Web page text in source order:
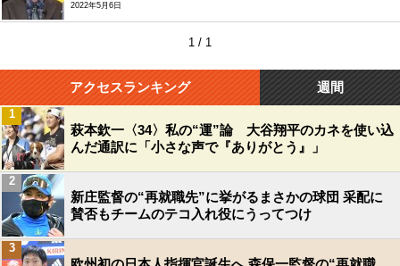
2022年5月6日
1 / 1
アクセスランキング 週間
萩本欽一〈34〉私の“運”論 大谷翔平のカネを使い込
んだ通訳に「小さな声で『ありがとう』」
1
新庄監督の“再就職先”に挙がるまさかの球団 采配に
賛否もチームのテコ入れ役にうってつけ
2
3